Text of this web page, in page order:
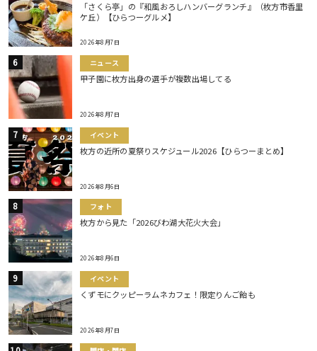
「さくら亭」の『和風おろしハンバーグランチ』（枚方市香里
ケ丘）【ひらつーグルメ】
2026年8月7日
ニュース
甲子園に枚方出身の選手が複数出場してる
2026年8月7日
イベント
枚方の近所の夏祭りスケジュール2026【ひらつーまとめ】
2026年8月6日
フォト
枚方から見た「2026びわ湖大花火大会」
2026年8月6日
イベント
くずモにクッピーラムネカフェ！限定りんご飴も
2026年8月7日